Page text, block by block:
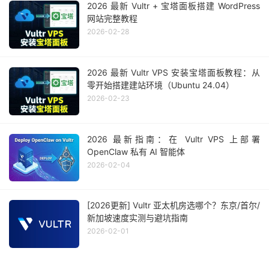
2026 最新 Vultr + 宝塔面板搭建 WordPress
网站完整教程
2026-02-28
2026 最新 Vultr VPS 安装宝塔面板教程：从
零开始搭建建站环境（Ubuntu 24.04）
2026-02-23
2026 最新指南：在 Vultr VPS 上部署
OpenClaw 私有 AI 智能体
2026-02-04
[2026更新] Vultr 亚太机房选哪个？东京/首尔/
新加坡速度实测与避坑指南
2026-02-01